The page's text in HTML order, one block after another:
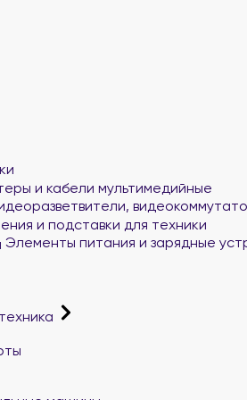
и кабели мультимедийные
и подставки для техники
Элементы питания и зарядные